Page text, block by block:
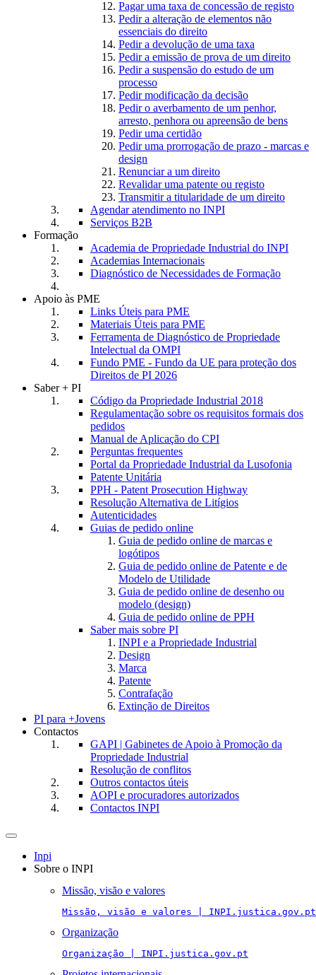
Pagar uma taxa de concessão de registo
Pedir a alteração de elementos não
essenciais do direito
Pedir a devolução de uma taxa
Pedir a emissão de prova de um direito
Pedir a suspensão do estudo de um
processo
Pedir modificação da decisão
Pedir o averbamento de um penhor,
arresto, penhora ou apreensão de bens
Pedir uma certidão
Pedir uma prorrogação de prazo - marcas e
design
Renunciar a um direito
Revalidar uma patente ou registo
Transmitir a titularidade de um direito
Agendar atendimento no INPI
Serviços B2B
Formação
Academia de Propriedade Industrial do INPI
Academias Internacionais
Diagnóstico de Necessidades de Formação
Apoio às PME
Links Úteis para PME
Materiais Úteis para PME
Ferramenta de Diagnóstico de Propriedade
Intelectual da OMPI
Fundo PME - Fundo da UE para proteção dos
Direitos de PI 2026
Saber + PI
Código da Propriedade Industrial 2018
Regulamentação sobre os requisitos formais dos
pedidos
Manual de Aplicação do CPI
Perguntas frequentes
Portal da Propriedade Industrial da Lusofonia
Patente Unitária
PPH - Patent Prosecution Highway
Resolução Alternativa de Litígios
Autenticidades
Guias de pedido online
Guia de pedido online de marcas e
logótipos
Guia de pedido online de Patente e de
Modelo de Utilidade
Guia de pedido online de desenho ou
modelo (design)
Guia de pedido online de PPH
Saber mais sobre PI
INPI e a Propriedade Industrial
Design
Marca
Patente
Contrafação
Extinção de Direitos
PI para +Jovens
Contactos
GAPI | Gabinetes de Apoio à Promoção da
Propriedade Industrial
Resolução de conflitos
Outros contactos úteis
AOPI e procuradores autorizados
Contactos INPI
Toggle
navigation
Inpi
Sobre o INPI
Missão, visão e valores
Missão, visão e valores | INPI.justica.gov.pt
Organização
Organização | INPI.justica.gov.pt